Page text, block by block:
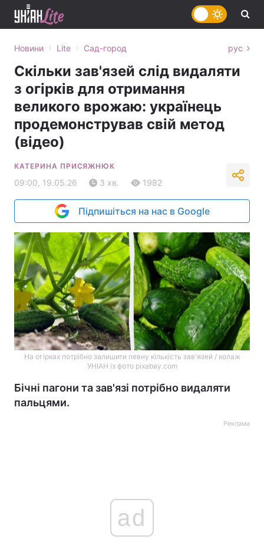
Новини › Lite › Сад-город рус
Скільки зав'язей слід видаляти
з огірків для отримання
великого врожаю: українець
продемонстрував свій метод
(відео)
КАТЕРИНА ПРИСЯЖНЮК
09:00, 19.05.26 3 хв. 1982
Підпишіться на нас в Google
На огірках потрібно залишити певну кількість зав'язей / колаж
УНІАН із фото pixabay.com
Бічні пагони та зав'язі потрібно видаляти
пальцями.
Реклама
ad